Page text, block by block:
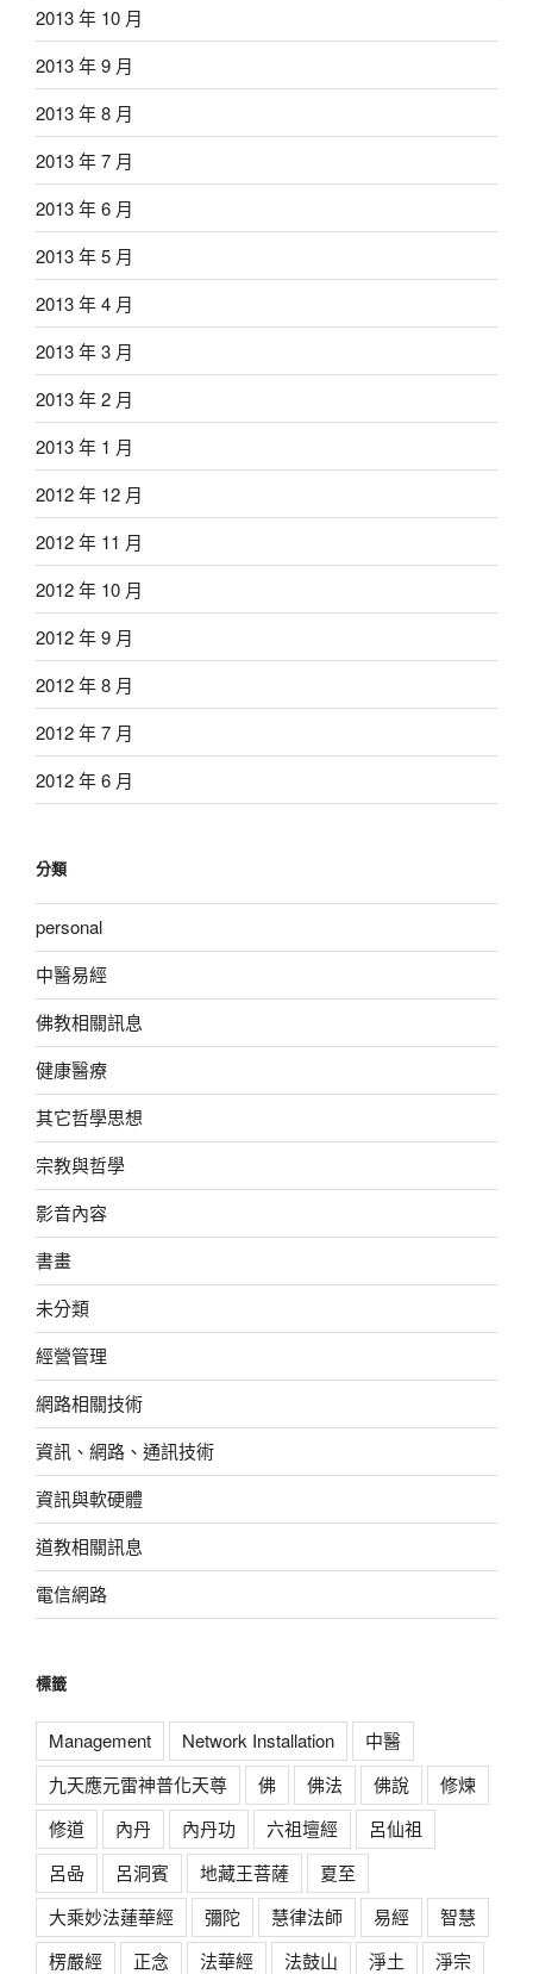
2013 年 10 月
2013 年 9 月
2013 年 8 月
2013 年 7 月
2013 年 6 月
2013 年 5 月
2013 年 4 月
2013 年 3 月
2013 年 2 月
2013 年 1 月
2012 年 12 月
2012 年 11 月
2012 年 10 月
2012 年 9 月
2012 年 8 月
2012 年 7 月
2012 年 6 月
分類
personal
中醫易經
佛教相關訊息
健康醫療
其它哲學思想
宗教與哲學
影音內容
書畫
未分類
經營管理
網路相關技術
資訊、網路、通訊技術
資訊與軟硬體
道教相關訊息
電信網路
標籤
Management Network Installation
中醫
九天應元雷神普化天尊
佛 佛法 佛說
修煉
修道
內丹 內丹功 六祖壇經
呂仙祖
呂喦
呂洞賓 地藏王菩薩
夏至
大乘妙法蓮華經
彌陀 慧律法師 易經
智慧
楞嚴經
正念 法華經 法鼓山 淨土 淨宗